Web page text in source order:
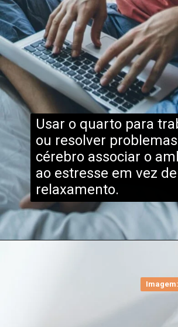
Usar o quarto para
ou resolver
cérebro associar o
ao estresse em vez de
relaxamento.